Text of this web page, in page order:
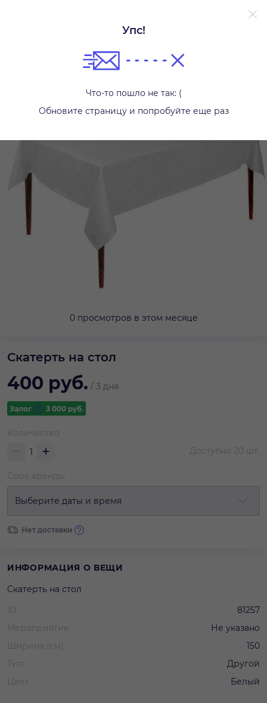
Упс!
Что-то пошло не так: (
Обновите страницу и попробуйте еще раз
0 просмотров в этом месяце
Скатерть на стол
400 руб. / 3 дня
Залог 3 000 руб.
Количество
Доступно 20 шт.
Срок аренды
Выберите даты и время
Нет доставки
ИНФОРМАЦИЯ О ВЕЩИ
Скатерть на стол
ID
81257
Мероприятие
Не указано
Ширина (см)
150
Тип
Другой
Цвет
Белый